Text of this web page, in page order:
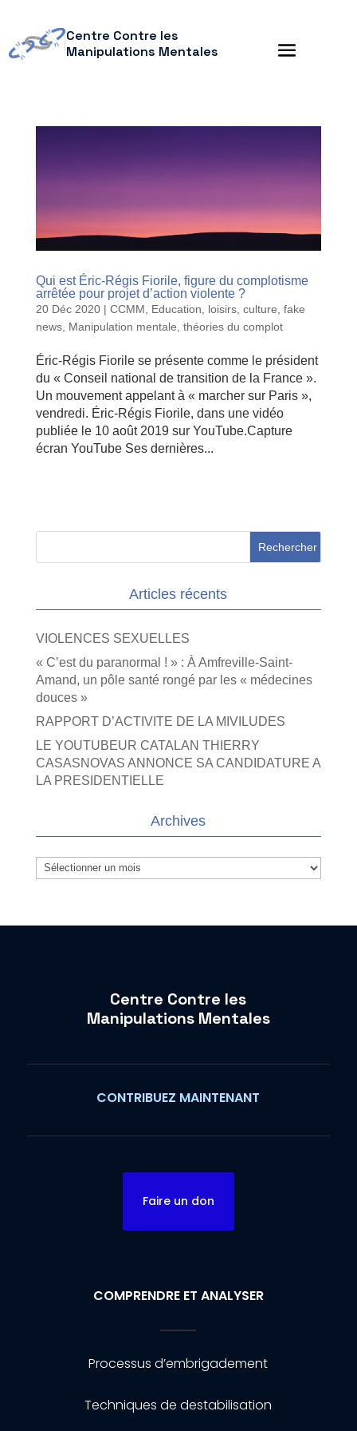
Centre Contre les
Manipulations Mentales
Qui est Éric-Régis Fiorile, figure du complotisme
arrêtée pour projet d’action violente ?
20 Déc 2020| CCMM Education, loisirs, culture fake
news, Manipulation mentale théories du complot
Éric-Régis Fiorile se présente comme le président
du « Conseil national de transition de la France ».
Un mouvement appelant à « marcher sur Paris »,
vendredi. Éric-Régis Fiorile, dans une vidéo
publiée le 10 août 2019 sur YouTube.Capture
écran YouTube Ses dernières...
Articles récents
VIOLENCES SEXUELLES
« C’est du paranormal ! » : À Amfreville-Saint-
Amand, un pôle santé rongé par les « médecines
douces »
RAPPORT D’ACTIVITE DE LA MIVILUDES
LE YOUTUBEUR CATALAN THIERRY
CASASNOVAS ANNONCE SA CANDIDATURE A
LA PRESIDENTIELLE
Archives
Archives
Centre Contre les
Manipulations Mentales
CONTRIBUEZ MAINTENANT
Faire un don
COMPRENDRE ET ANALYSER
Processus d’embrigadement
Techniques de destabilisation